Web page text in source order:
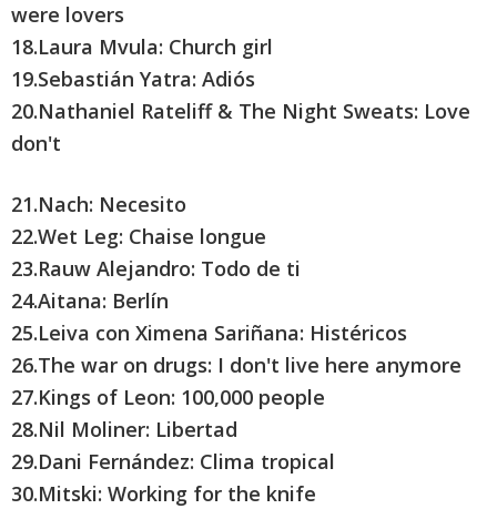
were lovers
18.Laura Mvula: Church girl
19.Sebastián Yatra: Adiós
20.Nathaniel Rateliff & The Night Sweats: Love
don't
21.Nach: Necesito
22.Wet Leg: Chaise longue
23.Rauw Alejandro: Todo de ti
24.Aitana: Berlín
25.Leiva con Ximena Sariñana: Histéricos
26.The war on drugs: I don't live here anymore
27.Kings of Leon: 100,000 people
28.Nil Moliner: Libertad
29.Dani Fernández: Clima tropical
30.Mitski: Working for the knife